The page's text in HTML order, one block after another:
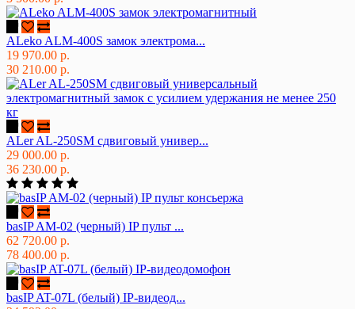
ALeko ALM-400S замок электрома...
19 970.00 р.
30 210.00 р.
ALer AL-250SM сдвиговый универ...
29 000.00 р.
36 230.00 р.
basIP AM-02 (черный) IP пульт ...
62 720.00 р.
78 400.00 р.
basIP AT-07L (белый) IP-видеод...